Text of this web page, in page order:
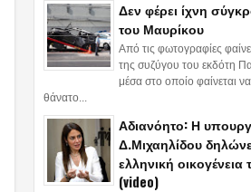
Δεν φέρει ίχνη
του Μαυρίκου
Από τις φωτογραφίες
της συζύγου του εκδότη
μέσα στο οποίο φαίνεται
θάνατο...
Αδιανόητο: Η
Δ.Μιχαηλίδου
ελληνική
(video)